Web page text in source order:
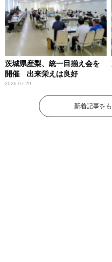
茨城県産梨、統一目揃え会を
開催 出来栄えは良好
2026.07.29
新着記事を